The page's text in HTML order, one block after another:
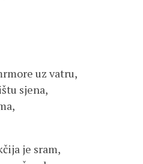
uz vatru,
sjena,
je sram,